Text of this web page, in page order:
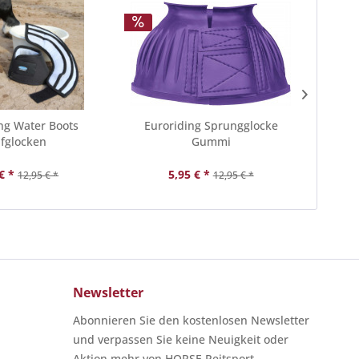
Water Boots
* 12,95 € *
Euroriding Sprungglocke
Gummi
5,95 € * 12,95 € *
Newsletter
Abonnieren Sie den kostenlosen Newsletter
und verpassen Sie keine Neuigkeit oder